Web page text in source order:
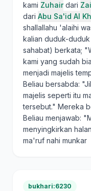
kami Zuhairdari
dari Abu Sa'id Al
shallallahu 'alaihi
kalian duduk-
sahabat) berkata;
kami yang sudah
menjadi majelis
Beliau bersabda:
majelis seperti itu
tersebut." Mereka
Beliau menjawab:
menyingkirkan
ma'ruf nahi munkar
bukhari:6230